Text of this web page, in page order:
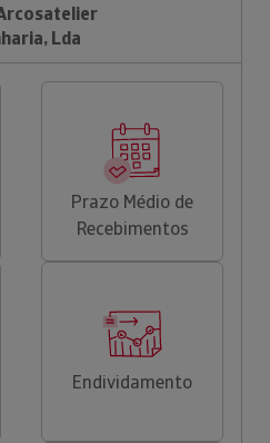
Lda
Prazo Médio de
Recebimentos
Endividamento